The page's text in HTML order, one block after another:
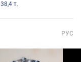
38,4 т.
РУС